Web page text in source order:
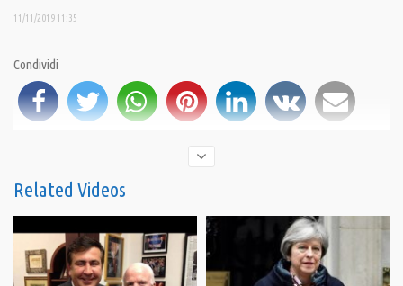
11/11/2019 11:35
Condividi
Al Microfono di Mario Albanesi ,PrimoPiano
Tags:5G, alleanza italiana stop 5g,Ilva, Muos , nuove antenne PandoraTV,Tav,Teleambiente
teledonna ,Uranio,Vaccini
Related Videos